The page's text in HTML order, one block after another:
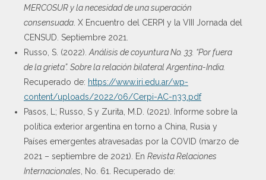
MERCOSUR y la necesidad de una superación
consensuada . X Encuentro del CERPI y la VIII Jornada del
CENSUD. Septiembre 2021.
Russo, S. (2022). Análisis de coyuntura No. 33. “Por fuera
de la grieta”. Sobre la relación bilateral Argentina-India.
Recuperado de: https://www.iri.edu.ar/wp-
content/uploads/2022/06/Cerpi-AC-n33.pdf
Pasos, L; Russo, S y Zurita, M.D. (2021). Informe sobre la
política exterior argentina en torno a China, Rusia y
Países emergentes atravesadas por la COVID (marzo de
2021 – septiembre de 2021). En Revista Relaciones
Internacionales , No. 61. Recuperado de: